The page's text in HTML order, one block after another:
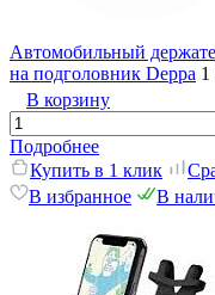
Автомобильный
на подголовник Deppa 1
В корзину
Подробнее
Купить в 1 клик
В избранное
В